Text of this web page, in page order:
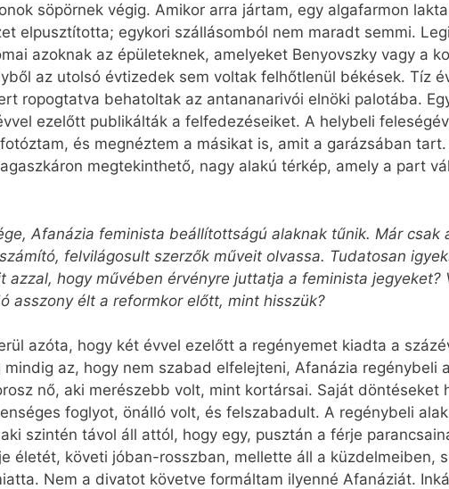
söpörnek végig. Amikor arra jártam, egy algafarmon
elpusztította; egykori szállásomból nem maradt semmi.
azoknak az épületeknek, amelyeket Benyovszky vagy a
az utolsó évtizedek sem voltak felhőtlenül békések. Tíz
ropogtatva behatoltak az antananarivói elnöki palotába.
ezelőtt publikálták a felfedezéseiket. A helybeli
és megnéztem a másikat is, amit a garázsában
megtekinthető, nagy alakú térkép, amely a part
Afanázia feminista beállítottságú alaknak tűnik. Már csak
felvilágosult szerzők műveit olvassa. Tudatosan
azzal, hogy művében érvényre juttatja a feminista jegyeket?
asszony élt a reformkor előtt, mint hisszük?
azóta, hogy két évvel ezelőtt a regényemet kiadta a
az, hogy nem szabad elfelejteni, Afanázia regénybeli
nő, aki merészebb volt, mint kortársai. Saját döntéseket
foglyot, önálló volt, és felszabadult. A regénybeli
szintén távol áll attól, hogy egy, pusztán a férje
életét, követi jóban-rosszban, mellette áll a küzdelmeiben,
Nem a divatot követve formáltam ilyenné Afa­náziát.